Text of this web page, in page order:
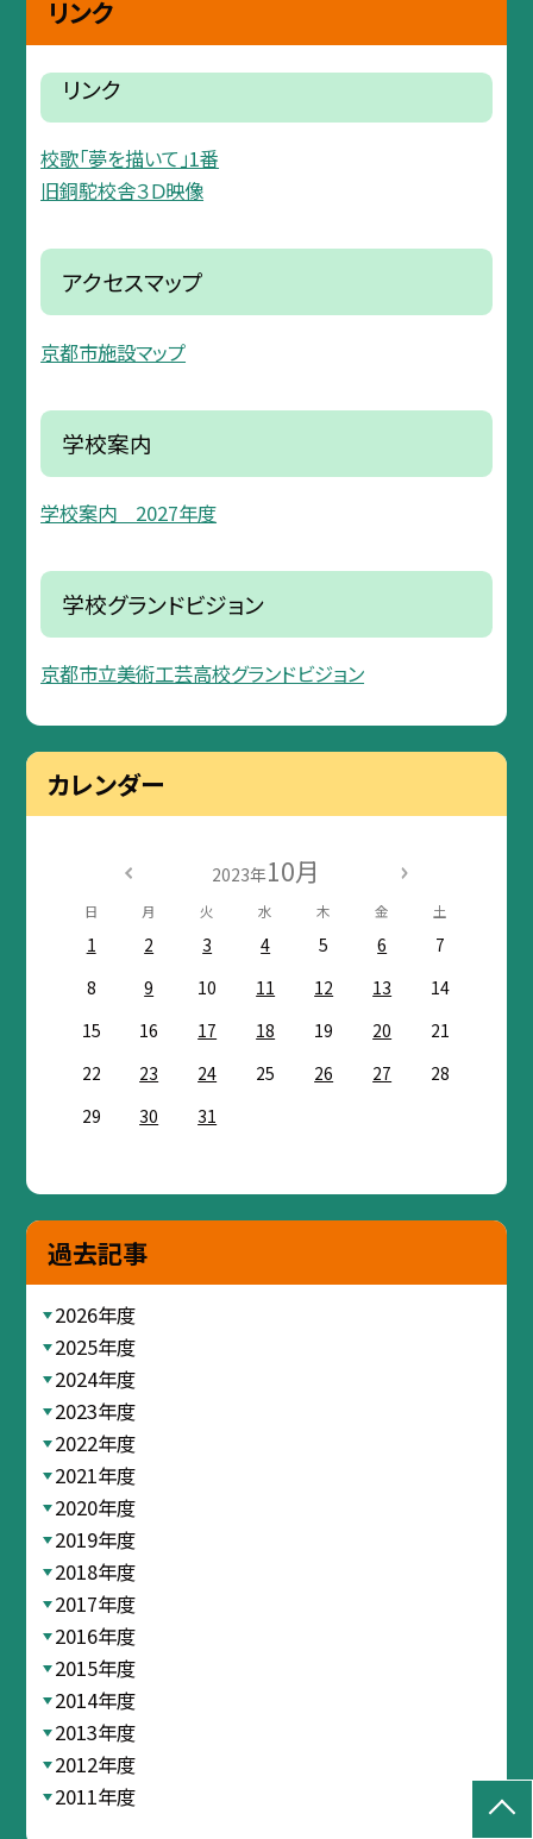
リンク
リンク
校歌「夢を描いて」1番
旧銅駝校舎３Ｄ映像
アクセスマップ
京都市施設マップ
学校案内
学校案内 2027年度
学校グランドビジョン
京都市立美術工芸高校グランドビジョン
カレンダー
2023年10月
日 月 火 水 木 金 土
1 2 3 4 5 6
7
8
9 10 11 12 13
14
15
16 17 18 19 20
21
22
23 24 25 26 27
28
29
30 31
過去記事
2026年度
2025年度
2024年度
2023年度
2022年度
2021年度
2020年度
2019年度
2018年度
2017年度
2016年度
2015年度
2014年度
2013年度
2012年度
2011年度